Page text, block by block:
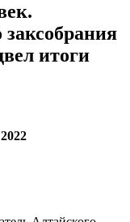
заксобрания
итоги